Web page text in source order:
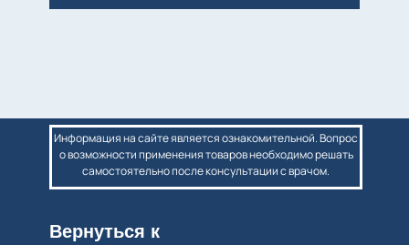
Вернуться к
Информация на сайте является ознакомительной. Вопрос
о возможности применения товаров необходимо решать
самостоятельно после консультации с врачом.